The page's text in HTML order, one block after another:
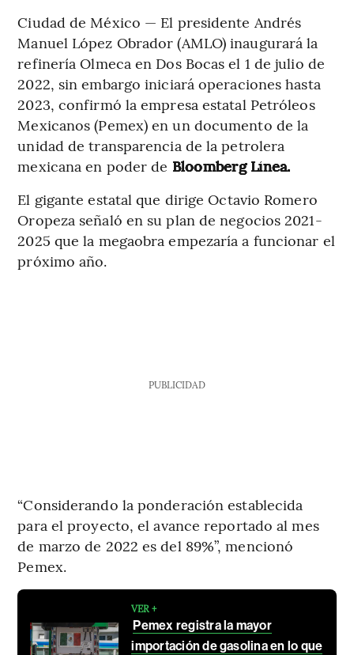
Ciudad de México — El presidente Andrés
Manuel López Obrador (AMLO) inaugurará la
refinería Olmeca en Dos Bocas el 1 de julio de
2022, sin embargo iniciará operaciones hasta
2023, confirmó la empresa estatal Petróleos
Mexicanos (Pemex) en un documento de la
unidad de transparencia de la petrolera
mexicana en poder de Bloomberg Línea.
El gigante estatal que dirige Octavio Romero
Oropeza señaló en su plan de negocios 2021-
2025 que la megaobra empezaría a funcionar el
próximo año.
PUBLICIDAD
“Considerando la ponderación establecida
para el proyecto, el avance reportado al mes
de marzo de 2022 es del 89%”, mencionó
Pemex.
VER +
Pemex registra la mayor
importación de gasolina en lo que